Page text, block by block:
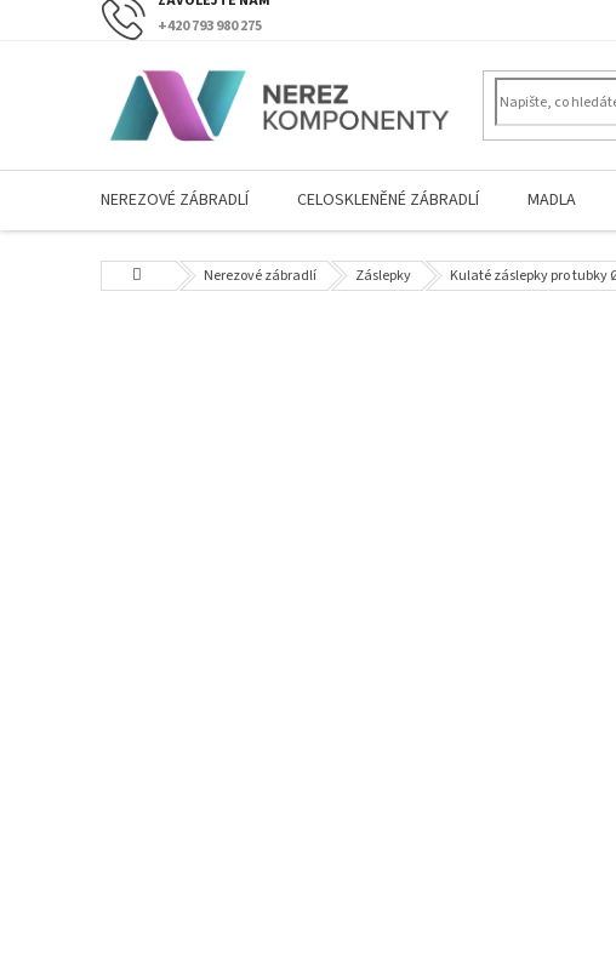
+420 793 980 275
NEREZOVÉ ZÁBRADLÍ CELOSKLENĚNÉ ZÁBRADLÍ MADLA
Domů Nerezové zábradlí Záslepky Kulaté záslepky pro tubky